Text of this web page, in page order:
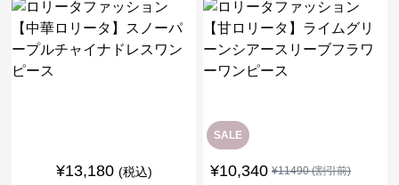
¥13,180 (税込)
SALE
¥10,340 ¥11490(割引前)